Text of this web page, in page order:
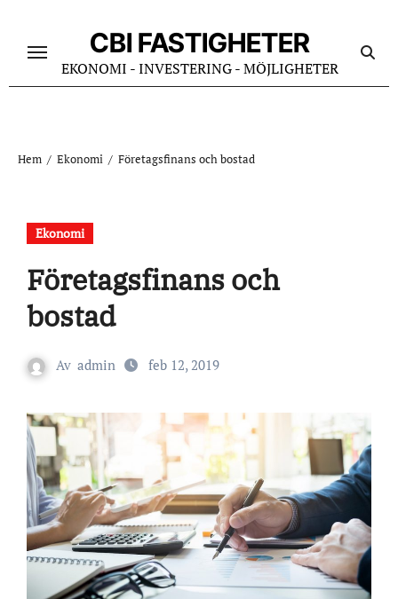
innehåll
CBI FASTIGHETER
EKONOMI - INVESTERING - MÖJLIGHETER
Hem Ekonomi Företagsfinans och bostad
Ekonomi
Företagsfinans och
bostad
Av admin feb 12, 2019